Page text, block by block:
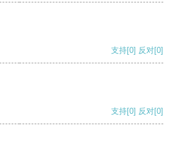
支持[0] 反对[0]
支持[0] 反对[0]